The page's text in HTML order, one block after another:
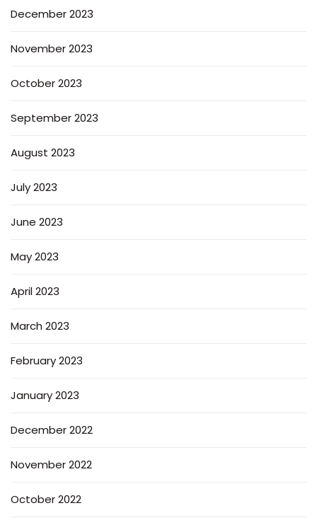
December 2023
November 2023
October 2023
September 2023
August 2023
July 2023
June 2023
May 2023
April 2023
March 2023
February 2023
January 2023
December 2022
November 2022
October 2022